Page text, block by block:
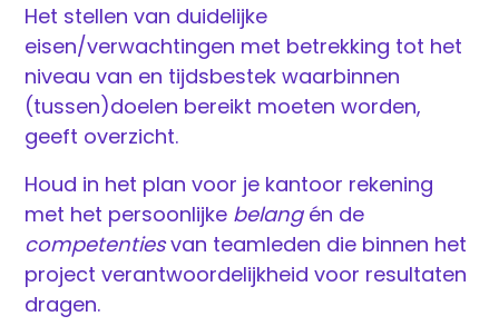
Het stellen van duidelijke
eisen/verwachtingen met betrekking tot het
niveau van en tijdsbestek waarbinnen
(tussen)doelen bereikt moeten worden,
geeft overzicht.
Houd in het plan voor je kantoor rekening
met het persoonlijke belangén de
competentiesvan teamleden die binnen het
project verantwoordelijkheid voor resultaten
dragen.